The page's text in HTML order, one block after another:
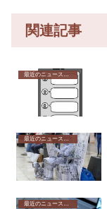
関連記事
最近のニュースから
最近のニュースから